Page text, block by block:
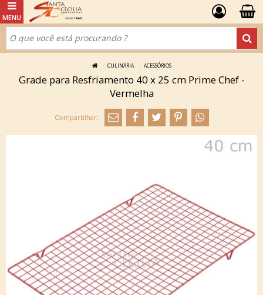
CULINÁRIA ACESSÓRIOS
Grade para Resfriamento 40 x 25 cm Prime Chef -
Vermelha